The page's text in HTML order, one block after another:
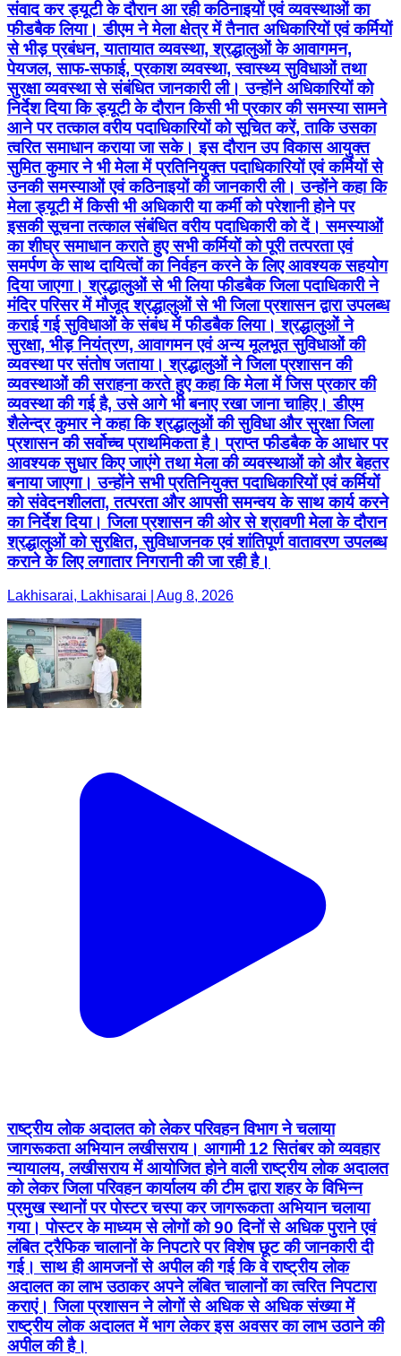
संवाद कर ड्यूटी के दौरान आ रही कठिनाइयों एवं व्यवस्थाओं का
फीडबैक लिया। डीएम ने मेला क्षेत्र में तैनात अधिकारियों एवं कर्मियों
से भीड़ प्रबंधन, यातायात व्यवस्था, श्रद्धालुओं के आवागमन,
पेयजल, साफ-सफाई, प्रकाश व्यवस्था, स्वास्थ्य सुविधाओं तथा
सुरक्षा व्यवस्था से संबंधित जानकारी ली। उन्होंने अधिकारियों को
निर्देश दिया कि ड्यूटी के दौरान किसी भी प्रकार की समस्या सामने
आने पर तत्काल वरीय पदाधिकारियों को सूचित करें, ताकि उसका
त्वरित समाधान कराया जा सके। इस दौरान उप विकास आयुक्त
सुमित कुमार ने भी मेला में प्रतिनियुक्त पदाधिकारियों एवं कर्मियों से
उनकी समस्याओं एवं कठिनाइयों की जानकारी ली। उन्होंने कहा कि
मेला ड्यूटी में किसी भी अधिकारी या कर्मी को परेशानी होने पर
इसकी सूचना तत्काल संबंधित वरीय पदाधिकारी को दें। समस्याओं
का शीघ्र समाधान कराते हुए सभी कर्मियों को पूरी तत्परता एवं
समर्पण के साथ दायित्वों का निर्वहन करने के लिए आवश्यक सहयोग
दिया जाएगा। श्रद्धालुओं से भी लिया फीडबैक जिला पदाधिकारी ने
मंदिर परिसर में मौजूद श्रद्धालुओं से भी जिला प्रशासन द्वारा उपलब्ध
कराई गई सुविधाओं के संबंध में फीडबैक लिया। श्रद्धालुओं ने
सुरक्षा, भीड़ नियंत्रण, आवागमन एवं अन्य मूलभूत सुविधाओं की
व्यवस्था पर संतोष जताया। श्रद्धालुओं ने जिला प्रशासन की
व्यवस्थाओं की सराहना करते हुए कहा कि मेला में जिस प्रकार की
व्यवस्था की गई है, उसे आगे भी बनाए रखा जाना चाहिए। डीएम
शैलेन्द्र कुमार ने कहा कि श्रद्धालुओं की सुविधा और सुरक्षा जिला
प्रशासन की सर्वोच्च प्राथमिकता है। प्राप्त फीडबैक के आधार पर
आवश्यक सुधार किए जाएंगे तथा मेला की व्यवस्थाओं को और बेहतर
बनाया जाएगा। उन्होंने सभी प्रतिनियुक्त पदाधिकारियों एवं कर्मियों
को संवेदनशीलता, तत्परता और आपसी समन्वय के साथ कार्य करने
का निर्देश दिया। जिला प्रशासन की ओर से श्रावणी मेला के दौरान
श्रद्धालुओं को सुरक्षित, सुविधाजनक एवं शांतिपूर्ण वातावरण उपलब्ध
कराने के लिए लगातार निगरानी की जा रही है।
Lakhisarai, Lakhisarai | Aug 8, 2026
राष्ट्रीय लोक अदालत को लेकर परिवहन विभाग ने चलाया
जागरूकता अभियान लखीसराय। आगामी 12 सितंबर को व्यवहार
न्यायालय, लखीसराय में आयोजित होने वाली राष्ट्रीय लोक अदालत
को लेकर जिला परिवहन कार्यालय की टीम द्वारा शहर के विभिन्न
प्रमुख स्थानों पर पोस्टर चस्पा कर जागरूकता अभियान चलाया
गया। पोस्टर के माध्यम से लोगों को 90 दिनों से अधिक पुराने एवं
लंबित ट्रैफिक चालानों के निपटारे पर विशेष छूट की जानकारी दी
गई। साथ ही आमजनों से अपील की गई कि वे राष्ट्रीय लोक
अदालत का लाभ उठाकर अपने लंबित चालानों का त्वरित निपटारा
कराएं। जिला प्रशासन ने लोगों से अधिक से अधिक संख्या में
राष्ट्रीय लोक अदालत में भाग लेकर इस अवसर का लाभ उठाने की
अपील की है।